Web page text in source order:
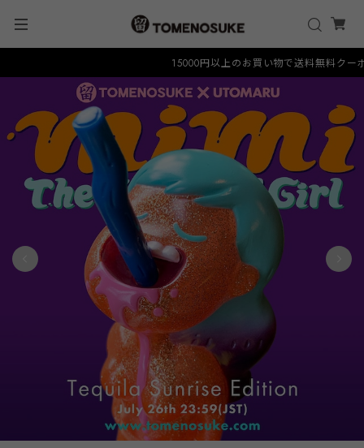
15000円以上のお買い物で送料無料クーポ